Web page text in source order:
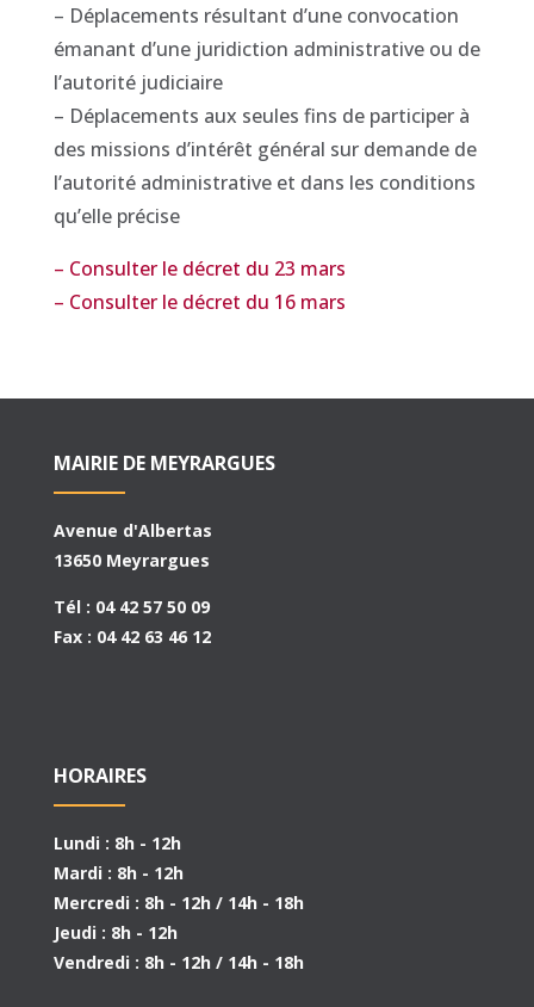
– Déplacements résultant d’une convocation
émanant d’une juridiction administrative ou de
l’autorité judiciaire
– Déplacements aux seules fins de participer à
des missions d’intérêt général sur demande de
l’autorité administrative et dans les conditions
qu’elle précise
– Consulter le décret du 23 mars
– Consulter le décret du 16 mars
MAIRIE DE MEYRARGUES
Avenue d'Albertas
13650 Meyrargues
Tél : 04 42 57 50 09
Fax : 04 42 63 46 12
HORAIRES
Lundi : 8h - 12h
Mardi : 8h - 12h
Mercredi : 8h - 12h / 14h - 18h
Jeudi : 8h - 12h
Vendredi : 8h - 12h / 14h - 18h